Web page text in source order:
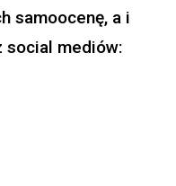
samoocenę, a i
social mediów: